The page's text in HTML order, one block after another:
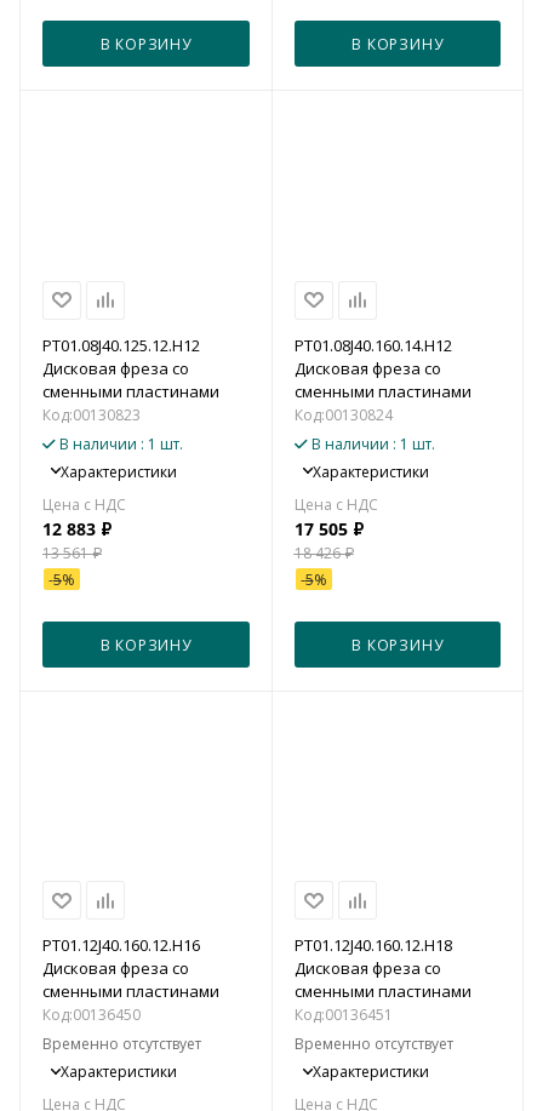
В КОРЗИНУ В КОРЗИНУ
PT01.08J40.125.12.H12
Дисковая фреза со
сменными пластинами
Код:00130823
В наличии : 1 шт.
Характеристики
12 883 ₽
13 561₽
-5%
В КОРЗИНУ
PT01.08J40.160.14.H12
Дисковая фреза со
сменными пластинами
Код:00130824
В наличии : 1 шт.
Характеристики
17 505₽
18 426₽
-5%
В КОРЗИНУ
PT01.12J40.160.12.H16
Дисковая фреза со
сменными пластинами
Код:00136450
Временно отсутствует
Характеристики
PT01.12J40.160.12.H18
Дисковая фреза со
сменными пластинами
Код:00136451
Временно отсутствует
Характеристики